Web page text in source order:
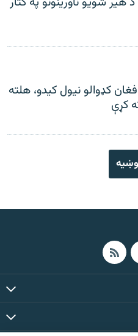
د زیاتو افغان کډوالو نیول کیدو، هلته
کړې